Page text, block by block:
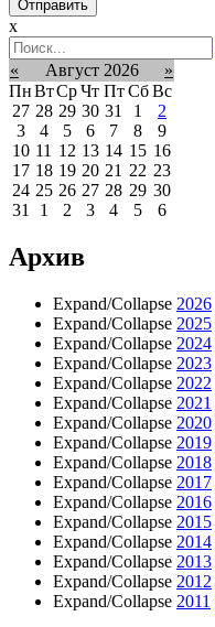
x
«
Август 2026
»
ПнВтСрЧт Пт Сб Вс
27 28 29 30 31 1
2
3
4 5 6 7 8
9
10 11 12 13 14 15 16
17 18 19 20 21 22 23
24 25 26 27 28 29 30
31
1 2 3 4 5 6
Архив
Expand/Collapse 2026
Expand/Collapse 2025
Expand/Collapse 2024
Expand/Collapse 2023
Expand/Collapse 2022
Expand/Collapse 2021
Expand/Collapse 2020
Expand/Collapse 2019
Expand/Collapse 2018
Expand/Collapse 2017
Expand/Collapse 2016
Expand/Collapse 2015
Expand/Collapse 2014
Expand/Collapse 2013
Expand/Collapse 2012
Expand/Collapse 2011